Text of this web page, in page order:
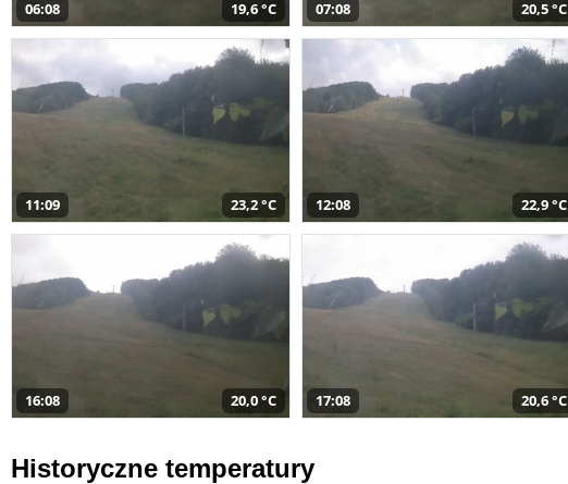
06:08 19,6 °C 07:08 20,5 °C
11:09 23,2 °C 12:08 22,9 °C
16:08 20,0 °C 17:08 20,6 °C
Historyczne temperatury